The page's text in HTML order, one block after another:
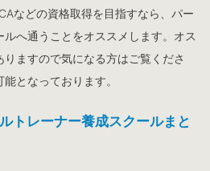
などの資格取得を目指すなら、パー
へ通うことをオススメします。オス
ますので気になる方はご覧くださ
となっております。
トレーナー養成スクールまと